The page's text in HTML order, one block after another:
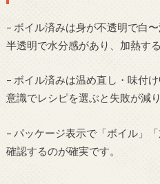
– ボイル済みは身が不透明で白
半透明で水分感があり、加熱す
– ボイル済みは温め直し・味付
意識でレシピを選ぶと失敗が減り
– パッケージ表示で「ボイル」
確認するのが確実です。